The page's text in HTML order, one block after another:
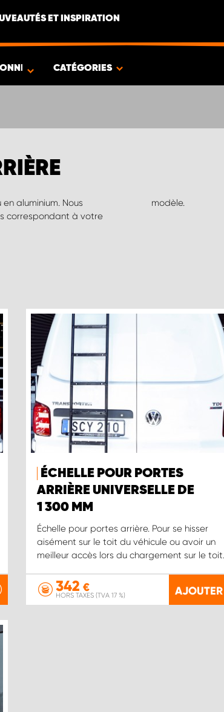
ET INSPIRATION
CATÉGORIES
aluminium. Nous
correspondant à votre
modèle.
ÉCHELLE POUR PORTES
ARRIÈRE UNIVERSELLE DE
1 300 MM
Échelle pour portes arrière. Pour se hisser
aisément sur le toit du véhicule ou avoir un
meilleur accès lors du chargement sur le toit.
342 €
HORS TAXES (TVA 17 %) AJOUTER